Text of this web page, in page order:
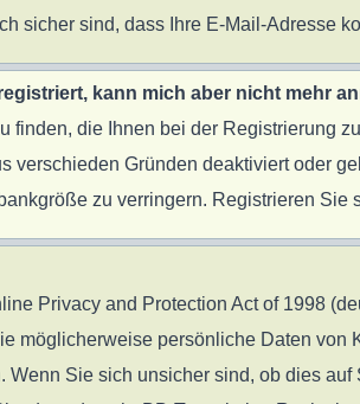
sicher sind, dass Ihre E-Mail-Adresse
kann mich aber nicht mehr
finden, die Ihnen bei der Registrierung
verschieden Gründen deaktiviert oder
zu verringern. Registrieren
Privacy and Protection Act of 1998
möglicherweise persönliche Daten
Wenn Sie sich unsicher sind, ob dies